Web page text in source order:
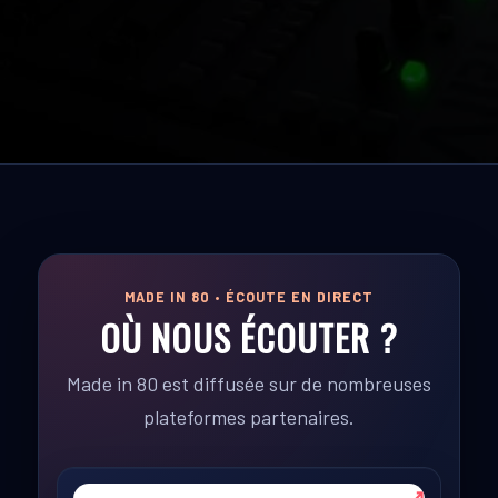
MADE IN 80 • ÉCOUTE EN DIRECT
OÙ NOUS ÉCOUTER ?
Made in 80 est diffusée sur de nombreuses
plateformes partenaires.